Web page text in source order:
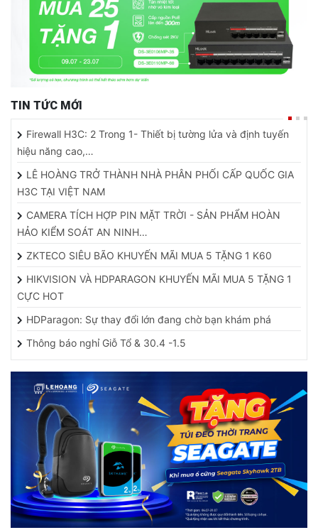
TIN TỨC MỚI
hiệu năng cao,…
LÊ HOÀNG TRỞ THÀNH NHÀ PHÂN PHỐI CẤP QUỐC GIA
H3C TẠI VIỆT NAM
CAMERA TÍCH HỢP PIN MẶT TRỜI - SẢN PHẨM HOÀN
HẢO KIỂM SOÁT AN NINH…
ZKTECO SIÊU BÃO KHUYẾN MÃI MUA 5 TẶNG 1 K60
HIKVISION VÀ HDPARAGON KHUYẾN MÃI MUA 5 TẶNG 1
CỰC HOT
HDParagon: Sự thay đổi lớn đang chờ bạn khám phá
Thông báo nghỉ Giỗ Tổ & 30.4 -1.5